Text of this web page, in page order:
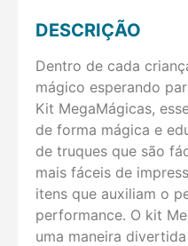
DESCRIÇÃO
Dentro de cada
mágico esperando
Kit MegaMágicas,
de forma mágica e
de truques que são
mais fáceis de
itens que auxiliam o
performance. O kit
uma maneira